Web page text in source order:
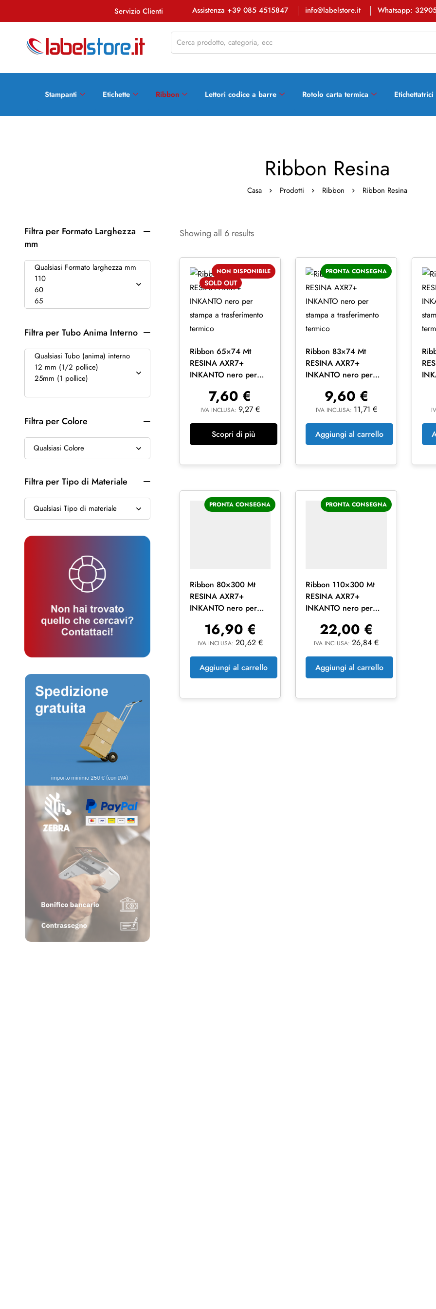
Servizio Clienti Assistenza +39 085 4515847 info@labelstore.it Whatsapp:
Stampanti Etichette Ribbon Lettori codice a barre Rotolo carta termica Etichettatrici
Ribbon Resina
Casa Prodotti Ribbon Ribbon Resina
Filtra per Formato Larghezza
mm
Filtra per Tubo Anima Interno
Filtra per Colore
Filtra per Tipo di Materiale
Showing all 6 results
SOLD OUT
NON DISPONIBILE
Ribbon 65×74 Mt
RESINA AXR7+
INKANTO nero per
termico7,60 €
IVA INCLUSA: 9,27 €
Scopri di più
PRONTA CONSEGNA
Ribbon 83×74 Mt
RESINA AXR7+
INKANTO nero per
termico9,60 €
IVA INCLUSA: 11,71 €
Aggiungi al carrello
PRONTA CONSEGNA
Ribbon 80×300 Mt
RESINA AXR7+
INKANTO nero per
termico16,90 €
IVA INCLUSA: 20,62 €
Aggiungi al carrello
PRONTA CONSEGNA
Ribbon 110×300 Mt
RESINA AXR7+
INKANTO nero per
termico
22,00 €
IVA INCLUSA:26,84€
Aggiungi al carrello